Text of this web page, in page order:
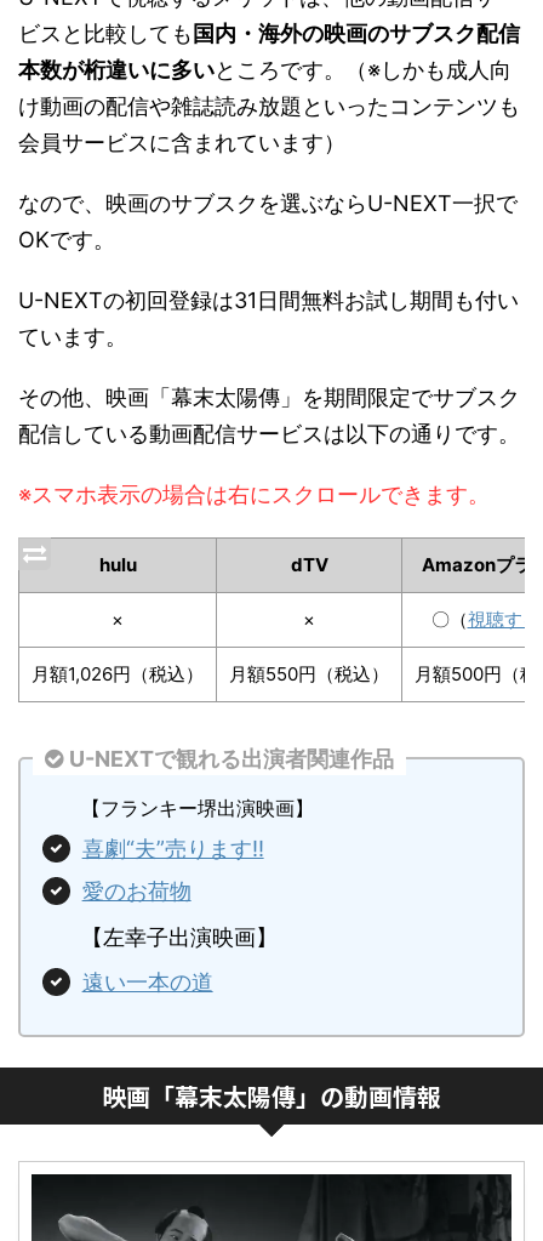
ビスと比較しても 国内・海外の映画のサブスク配信
本数が桁違いに多いところです。（※しかも成人向
け動画の配信や雑誌読み放題といったコンテンツも
会員サービスに含まれています）
なので、映画のサブスクを選ぶならU-NEXT一択で
OKです。
U-NEXTの初回登録は31日間無料お試し期間も付い
ています。
その他、映画「幕末太陽傳」を期間限定でサブスク
配信している動画配信サービスは以下の通りです。
※スマホ表示の場合は右にスクロールできます。
hulu dTV Amazonプラ
× × 〇（視聴する
月額1,026円（税込） 月額550円（税込） 月額500円（税
U-NEXTで観れる出演者関連作品
【フランキー堺出演映画】
喜劇“夫”売ります!!
愛のお荷物
【左幸子出演映画】
遠い一本の道
映画「幕末太陽傳」の動画情報